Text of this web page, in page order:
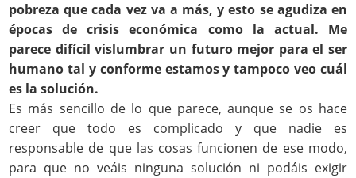
pobreza que cada vez va a más, y esto se agudiza en
épocas de crisis económica como la actual. Me
parece difícil vislumbrar un futuro mejor para el ser
humano tal y conforme estamos y tampoco veo cuál
es la solución.
Es más sencillo de lo que parece, aunque se os hace
creer que todo es complicado y que nadie es
responsable de que las cosas funcionen de ese modo,
para que no veáis ninguna solución ni podáis exigir